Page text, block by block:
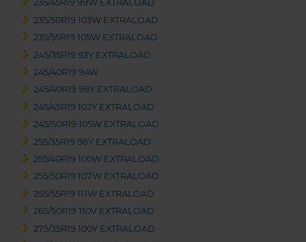
235/45R19 99W EXTRALOAD
235/50R19 103W EXTRALOAD
235/55R19 105W EXTRALOAD
245/35R19 93Y EXTRALOAD
245/40R19 94W
245/40R19 98Y EXTRALOAD
245/45R19 102Y EXTRALOAD
245/50R19 105W EXTRALOAD
255/35R19 96Y EXTRALOAD
255/40R19 100W EXTRALOAD
255/50R19 107W EXTRALOAD
255/55R19 111W EXTRALOAD
265/50R19 110V EXTRALOAD
275/35R19 100Y EXTRALOAD